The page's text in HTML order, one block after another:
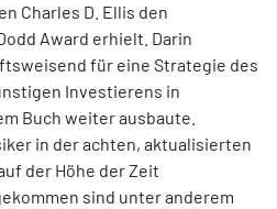
Charles D. Ellis den
Award erhielt. Darin
für eine Strategie des
Investierens in
Buch weiter ausbaute.
in der achten, aktualisierten
der Höhe der Zeit
sind unter anderem